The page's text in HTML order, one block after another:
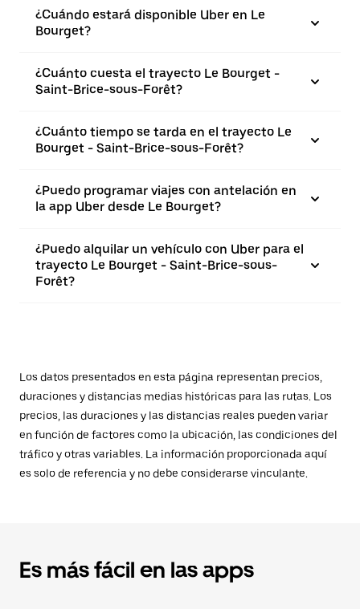
¿Cuándo estará disponible Uber en Le
Bourget?
¿Cuánto cuesta el trayecto Le Bourget -
Saint-Brice-sous-Forêt?
¿Cuánto tiempo se tarda en el trayecto Le
Bourget - Saint-Brice-sous-Forêt?
¿Puedo programar viajes con antelación en
la app Uber desde Le Bourget?
¿Puedo alquilar un vehículo con Uber para el
trayecto Le Bourget - Saint-Brice-sous-
Forêt?
Los datos presentados en esta página representan precios,
duraciones y distancias medias históricas para las rutas. Los
precios, las duraciones y las distancias reales pueden variar
en función de factores como la ubicación, las condiciones del
tráfico y otras variables. La información proporcionada aquí
es solo de referencia y no debe considerarse vinculante.
Es más fácil en las apps